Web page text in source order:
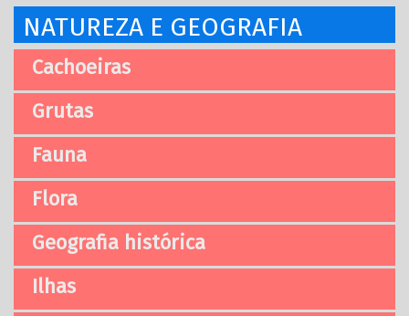
NATUREZA E GEOGRAFIA
Cachoeiras
Grutas
Fauna
Flora
Geografia histórica
Ilhas